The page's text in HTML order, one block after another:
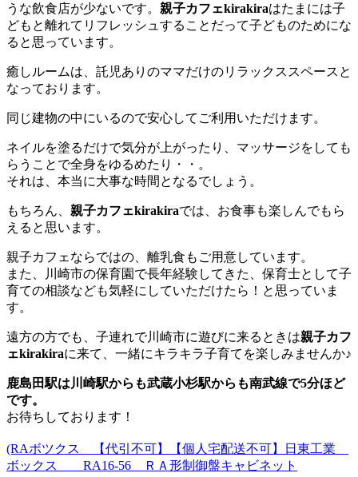
うな飲食店が少ないです。 親子カフェkirakiraはたまには子
どもと離れてリフレッシュすることだって子どものためにな
ると思っています。
癒しルームは、託児ありのママだけのリラックススペースと
なっております。
同じ建物の中にいるので安心してご利用いただけます。
ネイルを塗るだけで気分が上がったり、マッサージをしても
らうことで全身をゆるめたり・・。
それは、本当に大事な時間となるでしょう。
もちろん、 親子カフェkirakiraでは、お食事も楽しんでもら
えると思います。
親子カフェならではの、離乳食もご用意しています。
また、川崎市の保育園で長年経験してきた、保育士として子
育ての相談なども気軽にしていただけたら！と思っていま
す。
遠方の方でも、子連れで川崎市に遊びに来るときは親子カフ
ェkirakiraに来て、一緒にキラキラ子育てを楽しみませんか♪
鹿島田駅は川崎駅からも武蔵小杉駅からも南武線で5分ほど
です。
お待ちしております！
(RAボツクス 【代引不可】【個人宅配送不可】日東工業
ボックス RA16-56 ＲＡ形制御盤キャビネット